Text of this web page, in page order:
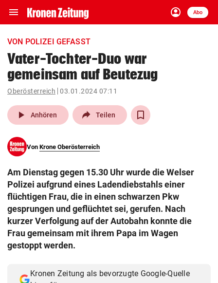
menu Navigation
ein-/ausklappen
account_circle
Anmelden
Abo
close Schließen
account_circle Anmelden
arrow_right
pin_drop
Wien arrow_right
search
eingeben
© Krone Multimedia GmbH & Co KG 2026
Muthgasse 2, 1190 Wien
VON POLIZEI GEFASST
Vater-Tochter-Duo war
gemeinsam auf Beutezug
Oberösterreich 03.01.2024 07:11
play_arrow Anhören Teilen
Von Krone Oberösterreich
Am Dienstag gegen 15.30 Uhr wurde die Welser
Polizei aufgrund eines Ladendiebstahls einer
flüchtigen Frau, die in einen schwarzen Pkw
gesprungen und geflüchtet sei, gerufen. Nach
kurzer Verfolgung auf der Autobahn konnte die
Frau gemeinsam mit ihrem Papa im Wagen
gestoppt werden.
Kronen Zeitung als bevorzugte Google-Quelle